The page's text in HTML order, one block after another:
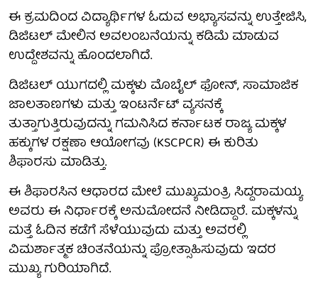
ಈ ಕ್ರಮದಿಂದ ವಿದ್ಯಾರ್ಥಿಗಳ ಓದುವ ಅಭ್ಯಾಸವನ್ನು ಉತ್ತೇಜಿಸಿ,
ಡಿಜಿಟಲ್ ಮೇಲಿನ ಅವಲಂಬನೆಯನ್ನು ಕಡಿಮೆ ಮಾಡುವ
ಉದ್ದೇಶವನ್ನು ಹೊಂದಲಾಗಿದೆ.
ಡಿಜಿಟಲ್ ಯುಗದಲ್ಲಿ ಮಕ್ಕಳು ಮೊಬೈಲ್ ಫೋನ್, ಸಾಮಾಜಿಕ
ಜಾಲತಾಣಗಳು ಮತ್ತು ಇಂಟರ್ನೆಟ್ ವ್ಯಸನಕ್ಕೆ
ತುತ್ತಾಗುತ್ತಿರುವುದನ್ನು ಗಮನಿಸಿದ ಕರ್ನಾಟಕ ರಾಜ್ಯ ಮಕ್ಕಳ
ಹಕ್ಕುಗಳ ರಕ್ಷಣಾ ಆಯೋಗವು (KSCPCR) ಈ ಕುರಿತು
ಶಿಫಾರಸು ಮಾಡಿತ್ತು.
ಈ ಶಿಫಾರಸಿನ ಆಧಾರದ ಮೇಲೆ ಮುಖ್ಯಮಂತ್ರಿ ಸಿದ್ದರಾಮಯ್ಯ
ಅವರು ಈ ನಿರ್ಧಾರಕ್ಕೆ ಅನುಮೋದನೆ ನೀಡಿದ್ದಾರೆ. ಮಕ್ಕಳನ್ನು
ಮತ್ತೆ ಓದಿನ ಕಡೆಗೆ ಸೆಳೆಯುವುದು ಮತ್ತು ಅವರಲ್ಲಿ
ವಿಮರ್ಶಾತ್ಮಕ ಚಿಂತನೆಯನ್ನು ಪ್ರೋತ್ಸಾಹಿಸುವುದು ಇದರ
ಮುಖ್ಯ ಗುರಿಯಾಗಿದೆ.